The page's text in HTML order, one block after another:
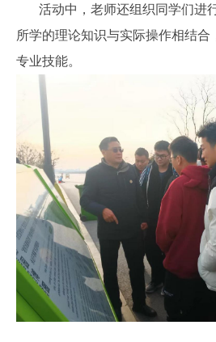
活动中，老师还组织同学们进
所学的理论知识与实际操作相结合
专业技能。